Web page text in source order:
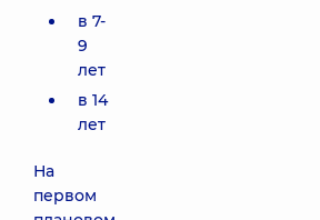
в 7-
9
лет
в 14
лет
На
первом